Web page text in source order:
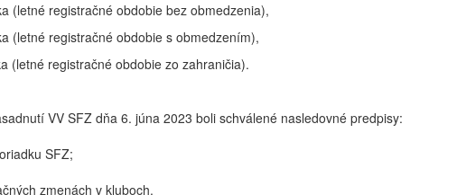
(letné registračné obdobie bez obmedzenia),
(letné registračné obdobie s obmedzením),
(letné registračné obdobie zo zahraničia).
VV SFZ dňa 6. júna 2023 boli schválené nasledovné predpisy:
SFZ;
zmenách v kluboch.